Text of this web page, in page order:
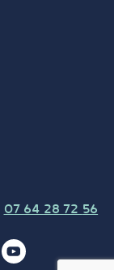
07 64 28 72 56